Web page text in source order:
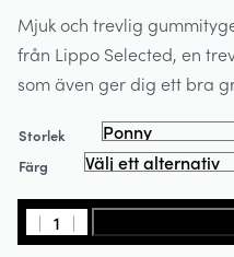
Mjuk och trevlig
från Lippo Selected, en
som även ger dig ett bra
Storlek
Färg
Gummitygel
med